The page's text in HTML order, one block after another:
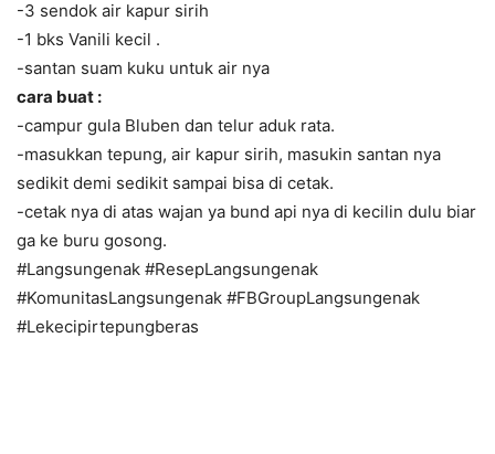
-3 sendok air kapur sirih
-1 bks Vanili kecil .
-santan suam kuku untuk air nya
cara buat :
-campur gula Bluben dan telur aduk rata.
-masukkan tepung, air kapur sirih, masukin santan nya
sedikit demi sedikit sampai bisa di cetak.
-cetak nya di atas wajan ya bund api nya di kecilin dulu biar
ga ke buru gosong.
#Langsungenak #ResepLangsungenak
#KomunitasLangsungenak #FBGroupLangsungenak
#Lekecipirtepungberas